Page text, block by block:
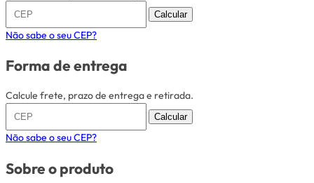
Calcular
Não sabe o seu CEP?
Forma de entrega
Calcule frete, prazo de entrega e retirada.
Calcular
Não sabe o seu CEP?
Sobre o produto